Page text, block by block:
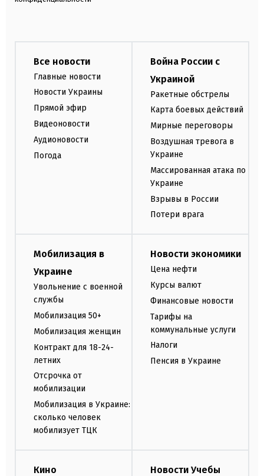
Все новости
Главные новости
Новости Украины
Прямой эфир
Видеоновости
Аудионовости
Погода
Война России с
Украиной
Ракетные обстрелы
Карта боевых действий
Мирные переговоры
Воздушная тревога в
Украине
Массированная атака по
Украине
Взрывы в России
Потери врага
Мобилизация в
Украине
Увольнение с военной
службы
Мобилизация 50+
Мобилизация женщин
Контракт для 18-24-
летних
Отсрочка от
мобилизации
Мобилизация в Украине:
сколько человек
мобилизует ТЦК
Новости экономики
Цена нефти
Курсы валют
Финансовые новости
Тарифы на
коммунальные услуги
Налоги
Пенсия в Украине
Кино Новости Учебы